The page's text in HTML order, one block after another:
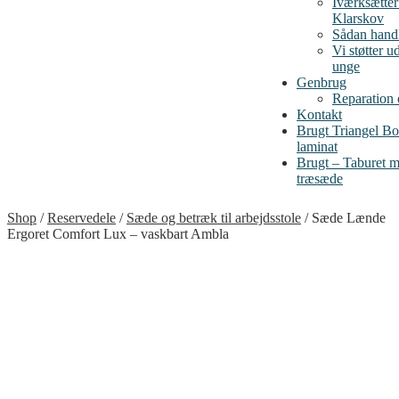
Klarskov
Sådan
Vi støtter
unge
Genbrug
Reparation
Kontakt
Brugt Triangel
laminat
Brugt – Taburet
træsæde
Shop /Reservedele / Sæde og betræk til arbejdsstole / Sæde Lænde
Ergoret Comfort Lux – vaskbart Ambla